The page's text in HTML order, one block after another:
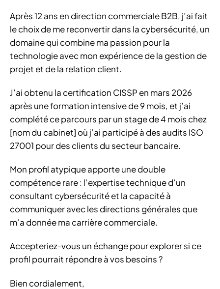
Après 12 ans en direction commerciale B2B, j’ai fait
le choix de me reconvertir dans la cybersécurité, un
domaine qui combine ma passion pour la
technologie avec mon expérience de la gestion de
projet et de la relation client.
J’ai obtenu la certification CISSP en mars 2026
après une formation intensive de 9 mois, et j’ai
complété ce parcours par un stage de 4 mois chez
[nom du cabinet] où j’ai participé à des audits ISO
27001 pour des clients du secteur bancaire.
Mon profil atypique apporte une double
compétence rare : l’expertise technique d’un
consultant cybersécurité et la capacité à
communiquer avec les directions générales que
m’a donnée ma carrière commerciale.
Accepteriez-vous un échange pour explorer si ce
profil pourrait répondre à vos besoins ?
Bien cordialement,